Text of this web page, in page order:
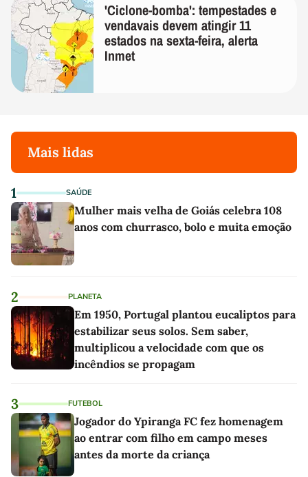
'Ciclone-bomba': tempestades e
vendavais devem atingir 11
estados na sexta-feira, alerta
Inmet
Mais lidas
1 SAÚDE
Mulher mais velha de Goiás celebra 108
anos com churrasco, bolo e muita emoção
2 PLANETA
Em 1950, Portugal plantou eucaliptos para
estabilizar seus solos. Sem saber,
multiplicou a velocidade com que os
incêndios se propagam
3 FUTEBOL
Jogador do Ypiranga FC fez homenagem
ao entrar com filho em campo meses
antes da morte da criança